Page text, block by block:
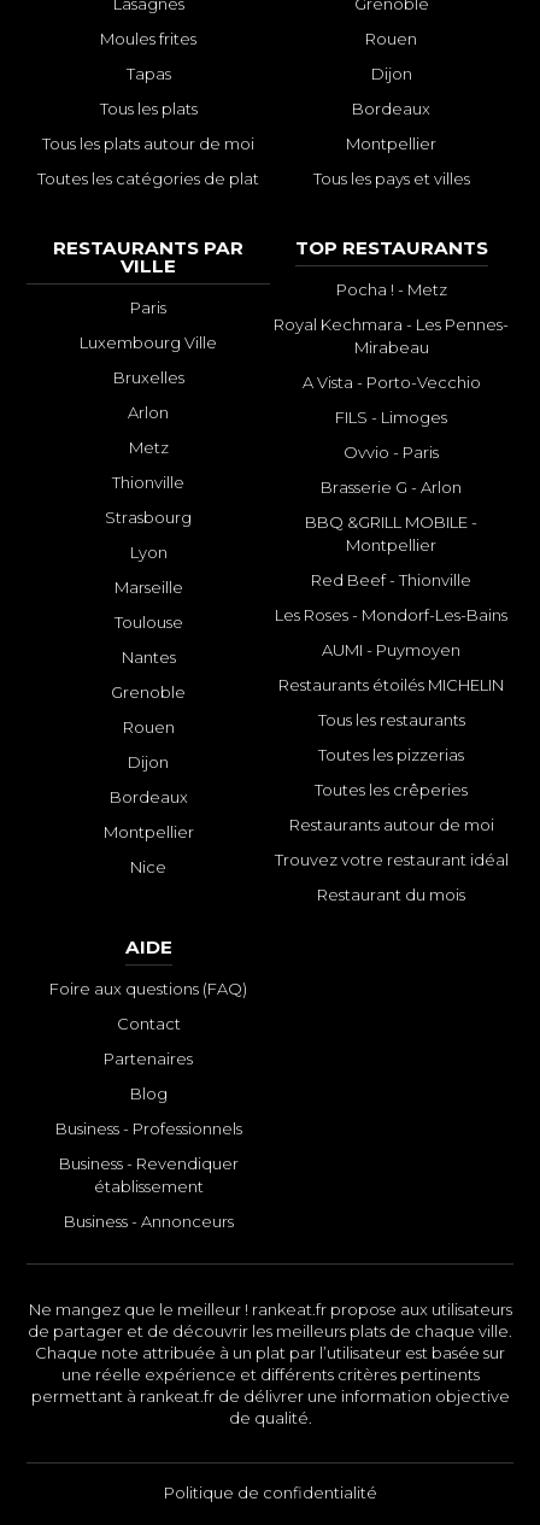
Lasagnes
Moules frites
Tapas
Tous les plats
Tous les plats autour de moi
Toutes les catégories de plat
Grenoble
Rouen
Dijon
Bordeaux
Montpellier
Tous les pays et villes
RESTAURANTS PAR
VILLE
Paris
Luxembourg Ville
Bruxelles
Arlon
Metz
Thionville
Strasbourg
Lyon
Marseille
Toulouse
Nantes
Grenoble
Rouen
Dijon
Bordeaux
Montpellier
Nice
TOP RESTAURANTS
Pocha ! - Metz
Royal Kechmara - Les Pennes-
Mirabeau
A Vista - Porto-Vecchio
FILS - Limoges
Ovvio - Paris
Brasserie G - Arlon
BBQ &GRILL MOBILE -
Montpellier
Red Beef - Thionville
Les Roses - Mondorf-Les-Bains
AUMI - Puymoyen
Restaurants étoilés MICHELIN
Tous les restaurants
Toutes les pizzerias
Toutes les crêperies
Restaurants autour de moi
Trouvez votre restaurant idéal
Restaurant du mois
AIDE
Foire aux questions (FAQ)
Contact
Partenaires
Blog
Business - Professionnels
Business - Revendiquer
établissement
Business - Annonceurs
Ne mangez que le meilleur ! rankeat.fr propose aux utilisateurs
de partager et de découvrir les meilleurs plats de chaque ville.
Chaque note attribuée à un plat par l’utilisateur est basée sur
une réelle expérience et différents critères pertinents
permettant à rankeat.fr de délivrer une information objective
de qualité.
Politique de confidentialité